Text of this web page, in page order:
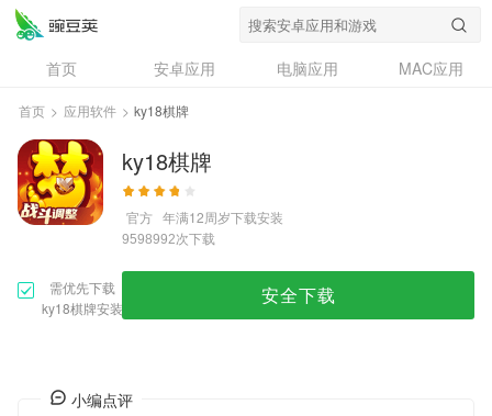
首页 安卓应用 电脑应用
MAC应用
资讯
专题
问答
首页 > 应用软件 > ky18棋牌
ky18棋牌
官方 年满12周岁下载安装
9598992次下载
需优先下载
ky18棋牌安装
安全下载
小编点评